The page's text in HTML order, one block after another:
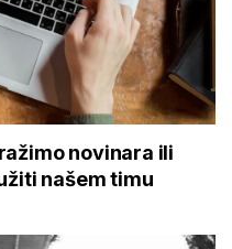
novinara ili
našem timu